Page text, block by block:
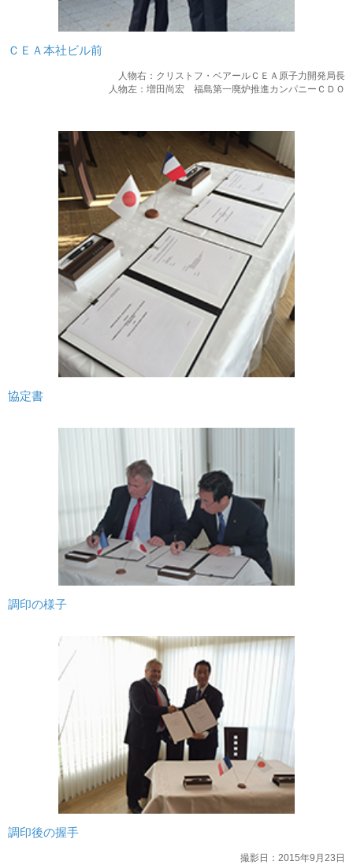
ＣＥＡ本社ビル前
人物右：クリストフ・ベアールＣＥＡ原子力開発局長
人物左：増田尚宏 福島第一廃炉推進カンパニーＣＤＯ
協定書
調印の様子
調印後の握手
撮影日：2015年9月23日